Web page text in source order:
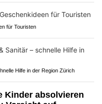
für Touristen
Hilfe in der Region Zürich
Kinder absolvieren